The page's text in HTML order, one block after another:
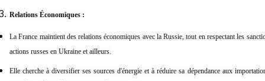
Relations Économiques :
La France maintient des relations économiques avec la Russie, tout en respectant les
actions russes en Ukraine et ailleurs.
Elle cherche à diversifier ses sources d'énergie et à réduire sa dépendance aux